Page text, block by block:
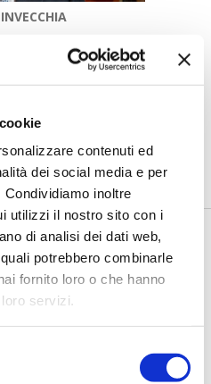
contenuti ed
dei social media e per
inoltre
utilizzi il nostro sito con i
di analisi dei dati web,
potrebbero combinarle
fornito loro o che hanno
servizi.
“Dal
nasce
per il settore
Libertini -
questione sociale: è una